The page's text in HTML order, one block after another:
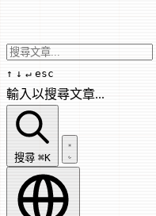
↑ ↓ ↵ esc
輸入以搜尋文章...
搜尋文章...
搜尋 ⌘K